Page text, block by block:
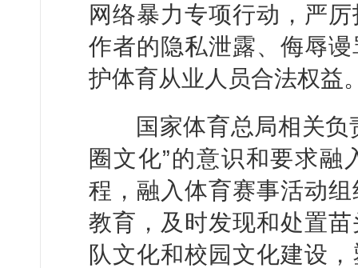
网络暴力专项行动，严
作者的隐私泄露、侮辱
护体育从业人员合法权益
国家体育总局相关负
圈文化”的意识和要求
程，融入体育赛事活动
教育，及时发现和处置
队文化和校园文化建设